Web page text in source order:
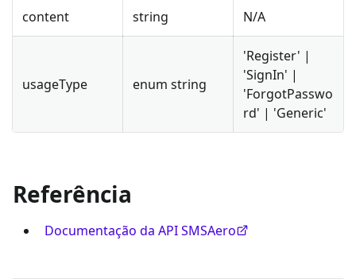
content string N/A
usageType enum string
'Register' |
'SignIn' |
'ForgotPasswo
rd' | 'Generic'
Referência
Documentação da API SMSAero